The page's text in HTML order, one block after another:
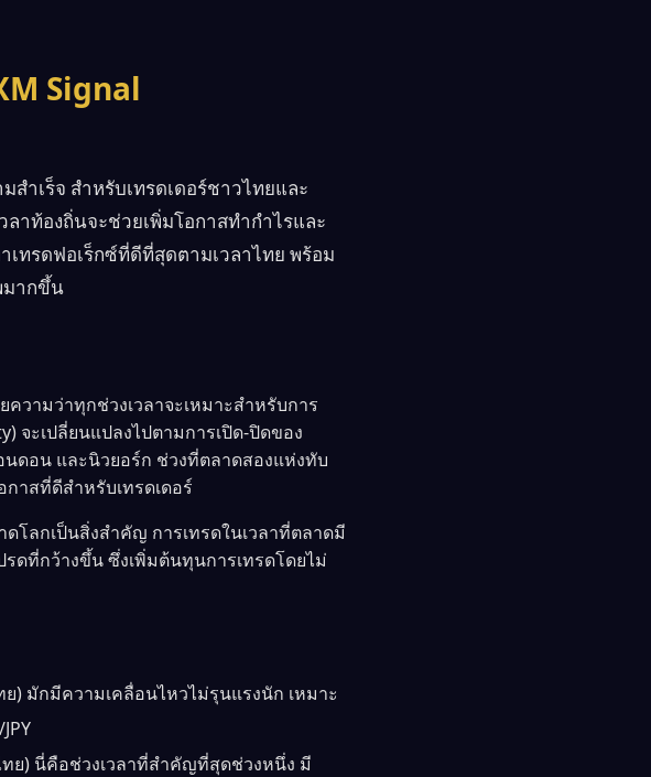
Signal
ำเร็จ สำหรับเทรดเดอร์ชาวไทยและ
ลาท้องถิ่นจะช่วยเพิ่มโอกาสทำกำไรและ
เทรดฟอเร็กซ์ที่ดีที่สุดตามเวลาไทย พร้อม
มากขึ้น
วามว่าทุกช่วงเวลาจะเหมาะสำหรับการ
จะเปลี่ยนแปลงไปตามการเปิด-ปิดของ
ดอน และนิวยอร์ก ช่วงที่ตลาดสองแห่งทับ
าสที่ดีสำหรับเทรดเดอร์
ดโลกเป็นสิ่งสำคัญ การเทรดในเวลาที่ตลาดมี
ดที่กว้างขึ้น ซึ่งเพิ่มต้นทุนการเทรดโดยไม่
ย) มักมีความเคลื่อนไหวไม่รุนแรงนัก เหมาะ
ทย) นี่คือช่วงเวลาที่สำคัญที่สุดช่วงหนึ่ง มี